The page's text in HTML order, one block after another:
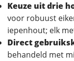
Keuze uit drie
voor robuust
iepenhout; elk
Direct
behandeld met